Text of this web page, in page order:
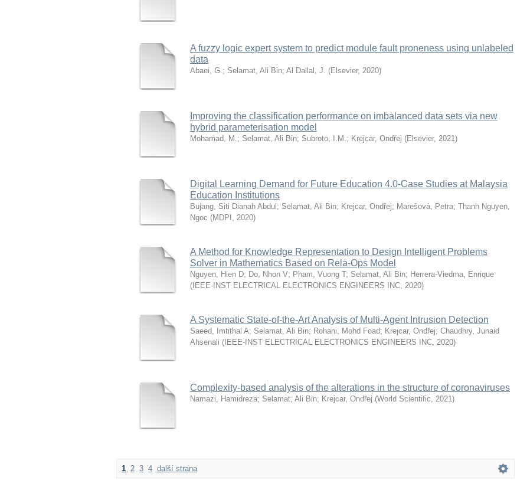
A fuzzy logic expert system to predict module fault proneness using unlabeled
data
Abaei, G.; Selamat, Ali Bin; Al Dallal, J. (Elsevier, 2020)
Improving the classification performance on imbalanced data sets via new
hybrid parameterisation model
Mohamad, M.; Selamat, Ali Bin; Subroto, I.M.; Krejcar, Ondřej (Elsevier, 2021)
Digital Learning Demand for Future Education 4.0-Case Studies at Malaysia
Education Institutions
Bujang, Siti Dianah Abdul ; Selamat, Ali Bin; Krejcar, Ondřej; Marešová, Petra; Thanh Nguyen,
Ngoc (MDPI , 2020)
A Method for Knowledge Representation to Design Intelligent Problems
Solver in Mathematics Based on Rela-Ops Model
Nguyen, Hien D; Do, Nhon V; Pham, Vuong T; Selamat, Ali Bin; Herrera-Viedma, Enrique
( IEEE-INST ELECTRICAL ELECTRONICS ENGINEERS INC, 2020)
A Systematic State-of-the-Art Analysis of Multi-Agent Intrusion Detection
Saeed, Imtithal A; Selamat, Ali Bin; Rohani, Mohd Foad; Krejcar, Ondřej; Chaudhry, Junaid
Ahsenali ( IEEE-INST ELECTRICAL ELECTRONICS ENGINEERS INC, 2020)
Complexity-based analysis of the alterations in the structure of coronaviruses
Namazi, Hamidreza; Selamat, Ali Bin; Krejcar, Ondřej (World Scientific, 2021)
1 2 3 4 další strana